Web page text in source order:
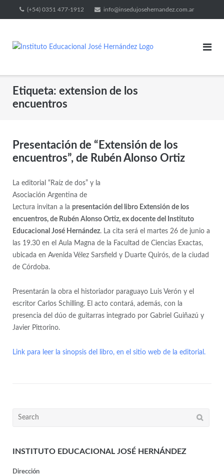
(+54) 0351 477-1912 info@insedujosehernandez.com.ar
Etiqueta: extension de los
encuentros
Presentación de “Extensión de los
encuentros”, de Rubén Alonso Ortiz
La editorial “Raíz de dos” y la
Asociación Argentina de
Lectura invitan a la presentación del libro Extensión de los
encuentros, de Rubén Alonso Ortiz, ex docente del Instituto
Educacional José Hernández. La cita será el martes 26 de junio a
las 19.30 en el Aula Magna de la Facultad de Ciencias Exactas,
ubicada en Avenida Vélez Sarsfield y Duarte Quirós, de la ciudad
de Córdoba.
Presentarán la obra el historiador paraguayo Luis Verón y el
escritor Carlos Schilling. El acto contará, además, con la
presencia del dúo de guitarras integrado por Gabriel Guiñazú y
Javier Pittorino.
Link para leer la sinopsis del libro, en el sitio web de la editorial.
INSTITUTO EDUCACIONAL JOSÉ HERNÁNDEZ
Dirección